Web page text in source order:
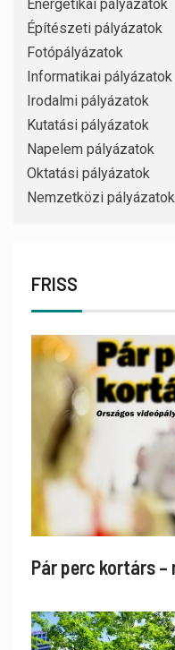
Energetikai pályázatok
Építészeti pályázatok
Fotópályázatok
Informatikai pályázatok
Irodalmi pályázatok
Kutatási pályázatok
Napelem pályázatok
Oktatási pályázatok
Nemzetközi pályázatok
FRISS
Pár perc kortárs